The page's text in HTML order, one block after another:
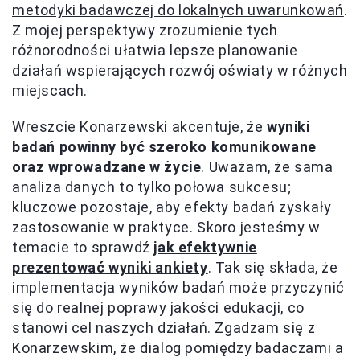
metodyki badawczej do lokalnych uwarunkowań.
Z mojej perspektywy zrozumienie tych
różnorodności ułatwia lepsze planowanie
działań wspierających rozwój oświaty w różnych
miejscach.
Wreszcie Konarzewski akcentuje, że wyniki
badań powinny być szeroko komunikowane
oraz wprowadzane w życie. Uważam, że sama
analiza danych to tylko połowa sukcesu;
kluczowe pozostaje, aby efekty badań zyskały
zastosowanie w praktyce. Skoro jesteśmy w
temacie to sprawdź jak efektywnie
prezentować wyniki ankiety. Tak się składa, że
implementacja wyników badań może przyczynić
się do realnej poprawy jakości edukacji, co
stanowi cel naszych działań. Zgadzam się z
Konarzewskim, że dialog pomiędzy badaczami a